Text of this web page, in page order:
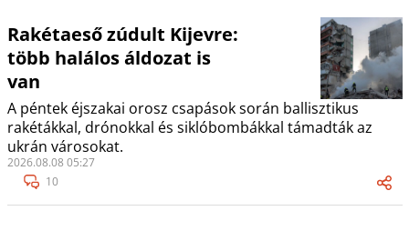
Rakétaeső zúdult Kijevre:
több halálos áldozat is
van
A péntek éjszakai orosz csapások során ballisztikus
rakétákkal, drónokkal és siklóbombákkal támadták az
ukrán városokat.
2026.08.08 05:27
10